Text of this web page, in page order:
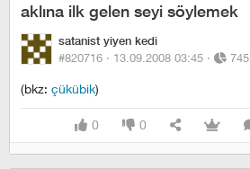
aklına ilk gelen seyi söylemek
satanist yiyen kedi
#820716 · 13.09.2008 03:45 · 745
(bkz: çükübik)
0 0